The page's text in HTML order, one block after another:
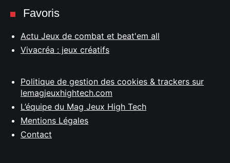
Favoris
Actu Jeux de combat et beat'em all
Vivacréa : jeux créatifs
Politique de gestion des cookies & trackers sur
lemagjeuxhightech.com
L’équipe du Mag Jeux High Tech
Mentions Légales
Contact